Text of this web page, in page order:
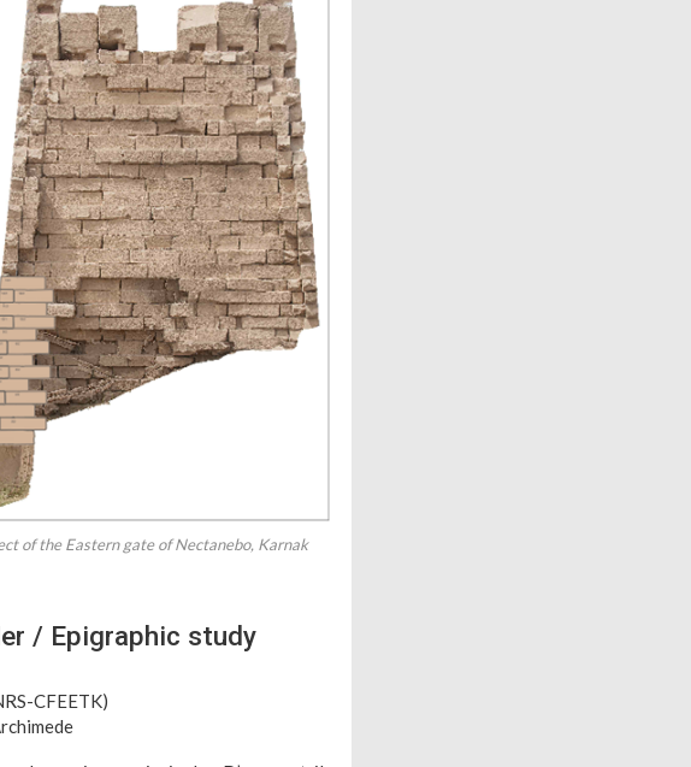
of the Eastern gate of Nectanebo, Karnak
/ Epigraphic study
CFEETK)